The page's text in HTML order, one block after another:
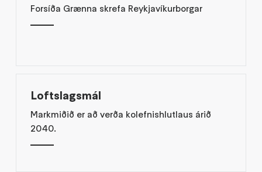
Forsíða Grænna skrefa Reykjavíkurborgar
Loftslagsmál
Markmiðið er að verða kolefnishlutlaus árið
2040.